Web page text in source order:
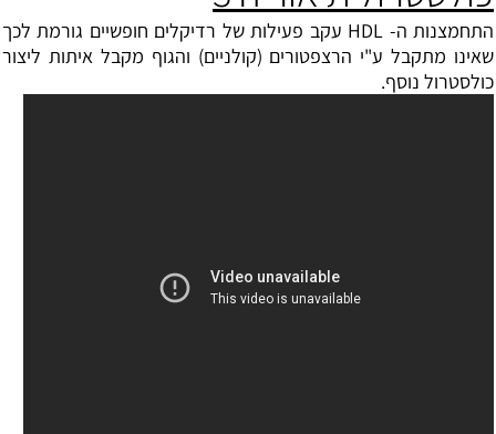
התחמצנות ה- HDL עקב פעילות של רדיקלים חופשיים גורמת לכך
שאינו מתקבל ע"י הרצפטורים (קולניים) והגוף מקבל איתות ליצור
כולסטרול נוסף.